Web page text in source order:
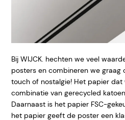
Bij WIJCK. hechten we veel
posters en combineren we graag
touch of nostalgie! Het papier dat
combinatie van gerecycled
Daarnaast is het papier FSC-
het papier geeft de poster een